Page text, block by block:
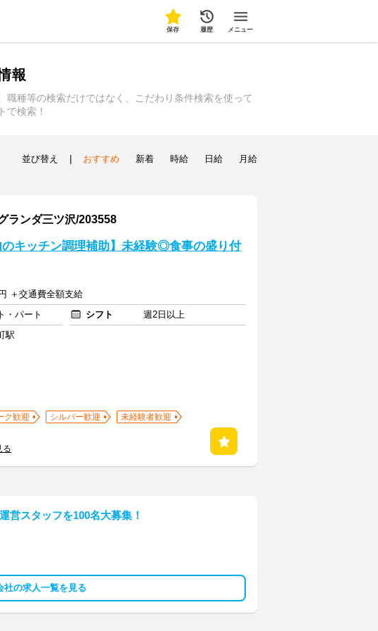
保存 履歴 メニュー
報
種等の検索だけではなく、こだわり条件検索を使って
で検索！
並び替え おすすめ 新着 時給 日給 月給
ランダ三ツ沢/203558
のキッチン調理補助】未経験◎食事の盛り付
＋交通費全額支給
・パート シフト
週2日以上
駅
ク歓迎 シルバー歓迎
未経験者歓迎
る
営スタッフを100名大募集！
社の求人一覧を見る